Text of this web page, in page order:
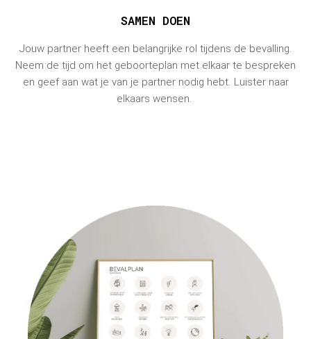
SAMEN DOEN
Jouw partner heeft een belangrijke rol tijdens de bevalling.
Neem de tijd om het geboorteplan met elkaar te bespreken
en geef aan wat je van je partner nodig hebt. Luister naar
elkaars wensen.